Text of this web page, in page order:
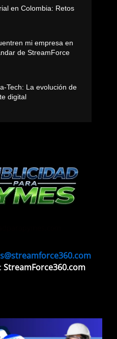
en Colombia: Retos
mi empresa en
de StreamForce
Tech: La evolución de
digital
StreamForce360.com